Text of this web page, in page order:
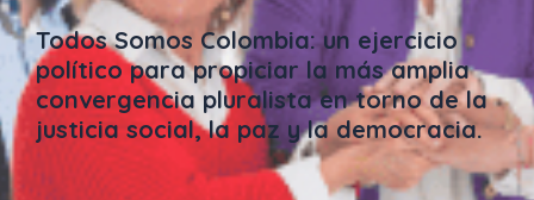
Todos Somos Colombia: un ejercicio
político para propiciar la más amplia
convergencia pluralista en torno de la
justicia social, la paz y la democracia.